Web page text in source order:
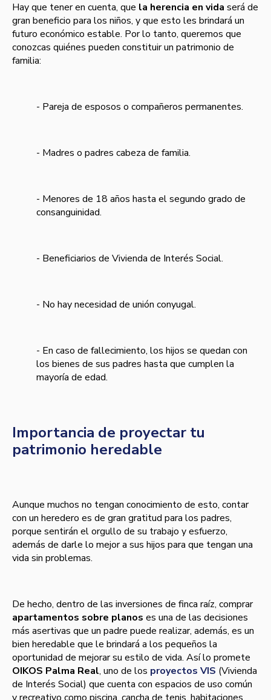
Hay que tener en cuenta, que la herencia en vida será de
gran beneficio para los niños, y que esto les brindará un
futuro económico estable. Por lo tanto, queremos que
conozcas quiénes pueden constituir un patrimonio de
familia:
- Pareja de esposos o compañeros permanentes.
- Madres o padres cabeza de familia.
- Menores de 18 años hasta el segundo grado de
consanguinidad.
- Beneficiarios de Vivienda de Interés Social.
- No hay necesidad de unión conyugal.
- En caso de fallecimiento, los hijos se quedan con
los bienes de sus padres hasta que cumplen la
mayoría de edad.
Importancia de proyectar tu
patrimonio heredable
Aunque muchos no tengan conocimiento de esto, contar
con un heredero es de gran gratitud para los padres,
porque sentirán el orgullo de su trabajo y esfuerzo,
además de darle lo mejor a sus hijos para que tengan una
vida sin problemas.
De hecho, dentro de las inversiones de finca raíz, comprar
apartamentos sobre planos es una de las decisiones
más asertivas que un padre puede realizar, además, es un
bien heredable que le brindará a los pequeños la
oportunidad de mejorar su estilo de vida. Así lo promete
OIKOS Palma Real, uno de los proyectos VIS (Vivienda
de Interés Social) que cuenta con espacios de uso común